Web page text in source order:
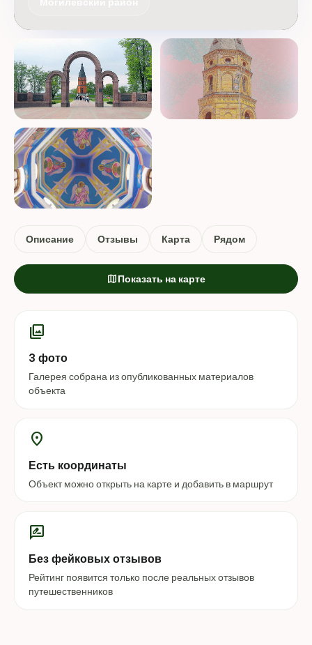
Описание Отзывы Карта Рядом
mapПоказать на карте
photo_library
3 фото
Галерея собрана из опубликованных материалов
объекта
location_on
Есть координаты
Объект можно открыть на карте и добавить в маршрут
rate_review
Без фейковых отзывов
Рейтинг появится только после реальных отзывов
путешественников